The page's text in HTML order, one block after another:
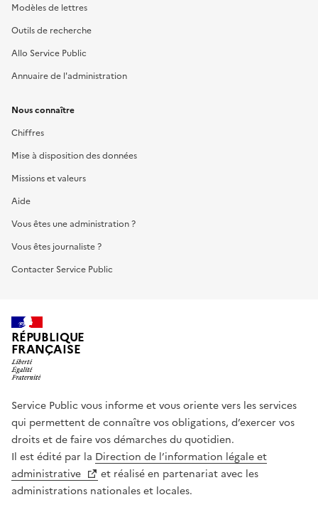
Modèles de lettres
Outils de recherche
Allo Service Public
Annuaire de l'administration
Nous connaître
Chiffres
Mise à disposition des données
Missions et valeurs
Aide
Vous êtes une administration ?
Vous êtes journaliste ?
Contacter Service Public
RÉPUBLIQUE
FRANÇAISE
Service Public vous informe et vous oriente vers les services
qui permettent de connaître vos obligations, d’exercer vos
droits et de faire vos démarches du quotidien.
Il est édité par la Direction de l’information légale et
administrative
et réalisé en partenariat avec les
administrations nationales et locales.